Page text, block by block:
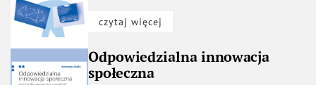
czytaj więcej
Odpowiedzialna innowacja
społeczna